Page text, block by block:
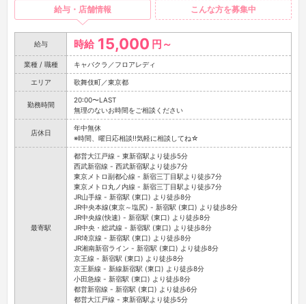
給与・店舗情報 こんな方を募集中
給与 時給 15,000 円～
業種 / 職種 キャバクラ／フロアレディ
エリア 歌舞伎町／東京都
勤務時間
20:00〜LAST
無理のないお時間をご相談ください
店休日
年中無休
※時間、曜日応相談!!気軽に相談してね☆
最寄駅
都営大江戸線 - 東新宿駅より徒歩5分
西武新宿線 - 西武新宿駅より徒歩7分
東京メトロ副都心線 - 新宿三丁目駅より徒歩7分
東京メトロ丸ノ内線 - 新宿三丁目駅より徒歩7分
JR山手線 - 新宿駅 (東口) より徒歩8分
JR中央本線(東京～塩尻) - 新宿駅 (東口) より徒歩8分
JR中央線(快速) - 新宿駅 (東口) より徒歩8分
JR中央・総武線 - 新宿駅 (東口) より徒歩8分
JR埼京線 - 新宿駅 (東口) より徒歩8分
JR湘南新宿ライン - 新宿駅 (東口) より徒歩8分
京王線 - 新宿駅 (東口) より徒歩8分
京王新線 - 新線新宿駅 (東口) より徒歩8分
小田急線 - 新宿駅 (東口) より徒歩8分
都営新宿線 - 新宿駅 (東口) より徒歩6分
都営大江戸線 - 東新宿駅より徒歩5分